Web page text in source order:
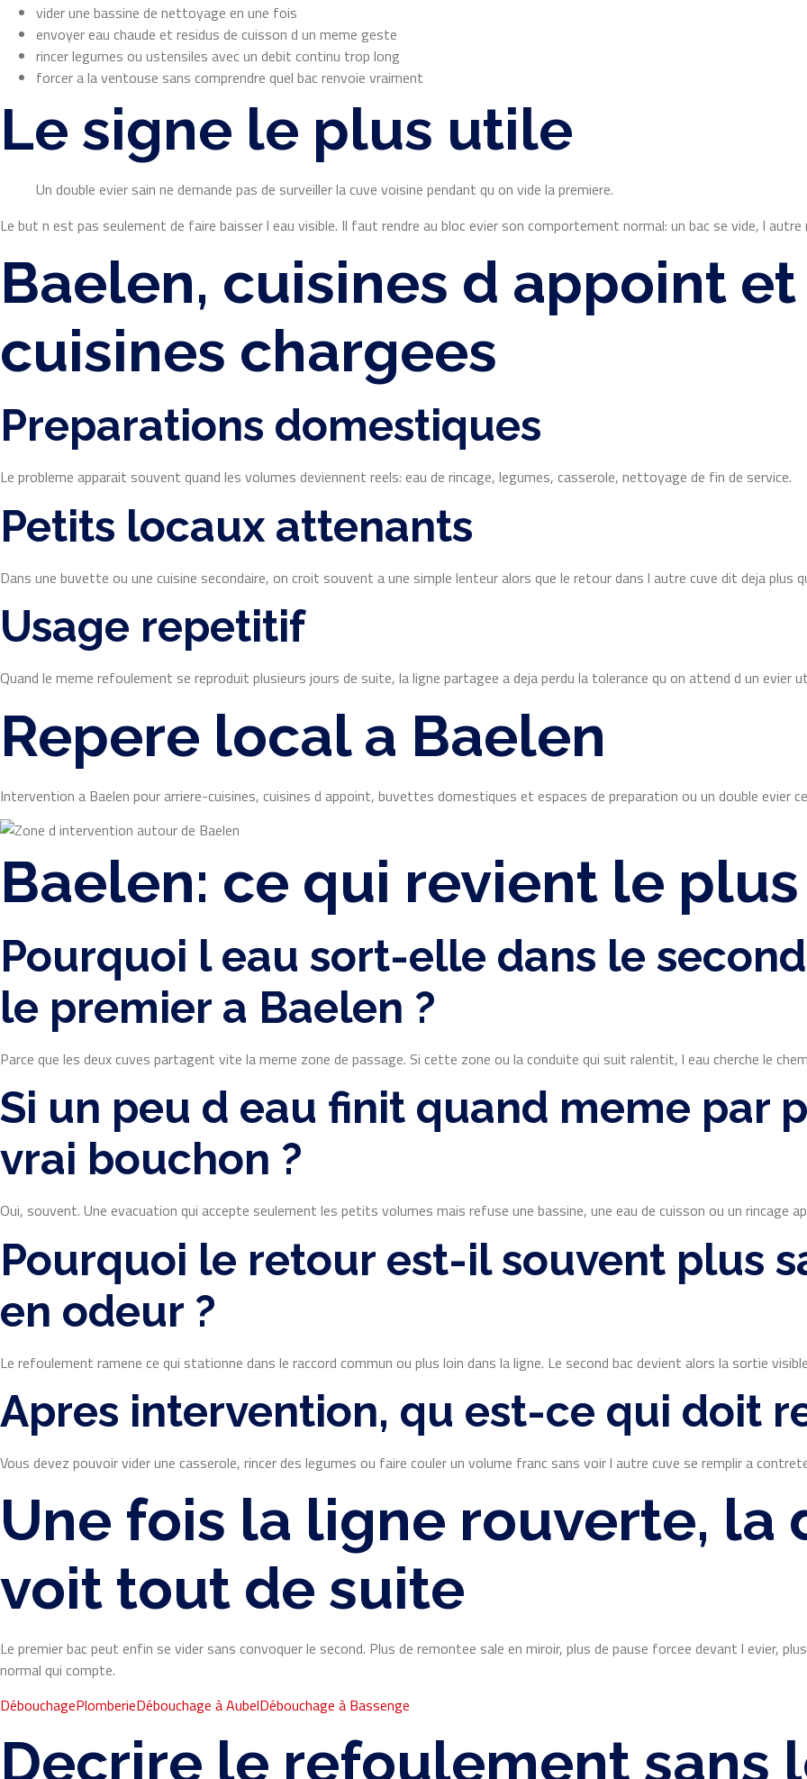
vider une bassine de nettoyage en une fois
envoyer eau chaude et residus de cuisson d un meme geste
rincer legumes ou ustensiles avec un debit continu trop long
forcer a la ventouse sans comprendre quel bac renvoie vraiment
Le signe le plus utile
Un double evier sain ne demande pas de surveiller la cuve voisine pendant qu on vide la premiere.
Le but n est pas seulement de faire baisser l eau visible. Il faut rendre au bloc evier son comportement normal: un bac se vide, l
Baelen, cuisines d appoint
cuisines chargees
Preparations domestiques
Le probleme apparait souvent quand les volumes deviennent reels: eau de rincage, legumes, casserole, nettoyage de fin de service.
Petits locaux attenants
Dans une buvette ou une cuisine secondaire, on croit souvent a une simple lenteur alors que le retour dans l autre cuve dit deja plus
Usage repetitif
Quand le meme refoulement se reproduit plusieurs jours de suite, la ligne partagee a deja perdu la tolerance qu on attend d un evier
Repere local a Baelen
Intervention a Baelen pour arriere-cuisines, cuisines d appoint, buvettes domestiques et espaces de preparation ou un double evier
Baelen: ce qui revient le
Pourquoi l eau sort-elle dans le
le premier a Baelen ?
Parce que les deux cuves partagent vite la meme zone de passage. Si cette zone ou la conduite qui suit ralentit, l eau cherche le
Si un peu d eau finit quand meme par
vrai bouchon ?
Oui, souvent. Une evacuation qui accepte seulement les petits volumes mais refuse une bassine, une eau de cuisson ou un rincage
Pourquoi le retour est-il souvent plus
en odeur ?
Le refoulement ramene ce qui stationne dans le raccord commun ou plus loin dans la ligne. Le second bac devient alors la sortie
Apres intervention, qu est-ce qui doit
Vous devez pouvoir vider une casserole, rincer des legumes ou faire couler un volume franc sans voir l autre cuve se remplir a
Une fois la ligne rouverte, la
voit tout de suite
Le premier bac peut enfin se vider sans convoquer le second. Plus de remontee sale en miroir, plus de pause forcee devant l evier,
normal qui compte.
DébouchagePlomberieDébouchage à AubelDébouchage à Bassenge
Decrire le refoulement sans